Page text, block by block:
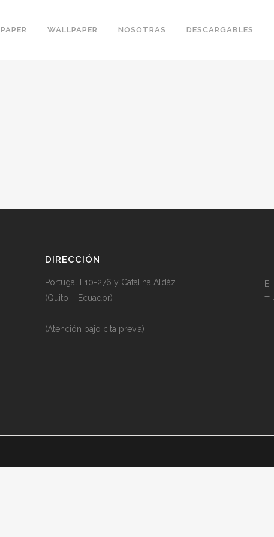
PAPER WALLPAPER NOSOTRAS DESCARGABLES
DIRECCIÓN
Portugal E10-276 y Catalina Aldáz
(Quito – Ecuador)
(Atención bajo cita previa)
E:
T: